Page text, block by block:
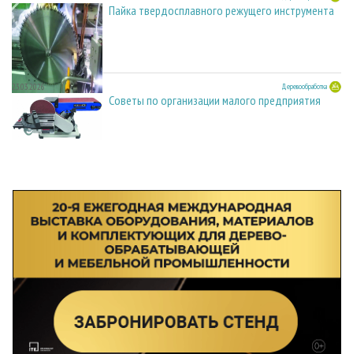
Пайка твердосплавного режущего инструмента
23.03.2026 Деревообработка
Советы по организации малого предприятия